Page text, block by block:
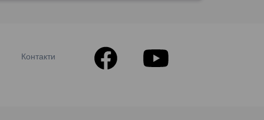
Контакти